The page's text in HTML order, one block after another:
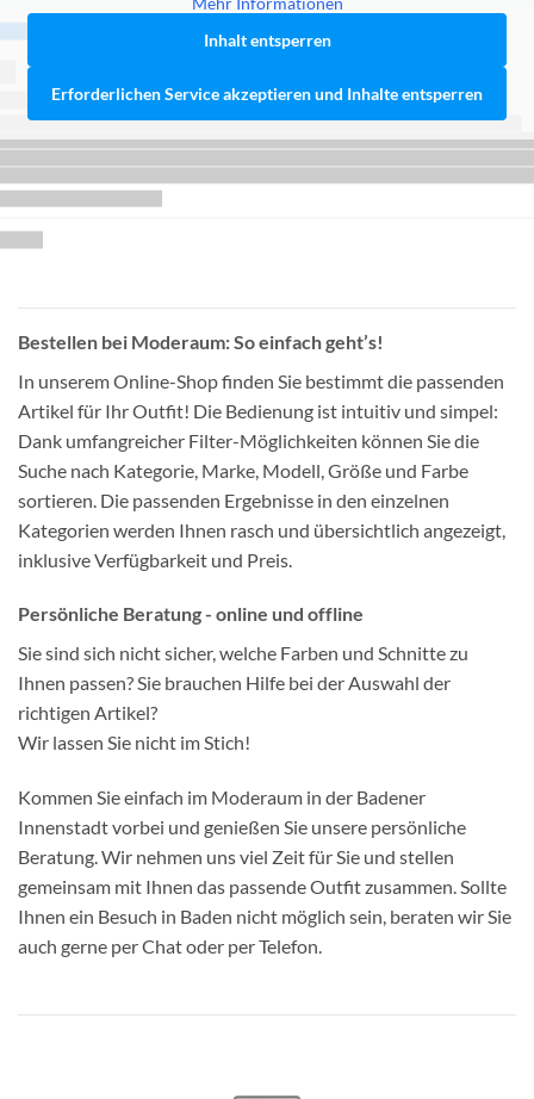
Inhalt entsperren
Erforderlichen Service akzeptieren und Inhalte entsperren
Bestellen bei Moderaum: So einfach geht’s!
In unserem Online-Shop finden Sie bestimmt die passenden
Artikel für Ihr Outfit! Die Bedienung ist intuitiv und simpel:
Dank umfangreicher Filter-Möglichkeiten können Sie die
Suche nach Kategorie, Marke, Modell, Größe und Farbe
sortieren. Die passenden Ergebnisse in den einzelnen
Kategorien werden Ihnen rasch und übersichtlich angezeigt,
inklusive Verfügbarkeit und Preis.
Persönliche Beratung - online und offline
Sie sind sich nicht sicher, welche Farben und Schnitte zu
Ihnen passen? Sie brauchen Hilfe bei der Auswahl der
richtigen Artikel?
Wir lassen Sie nicht im Stich!
Kommen Sie einfach im Moderaum in der Badener
Innenstadt vorbei und genießen Sie unsere persönliche
Beratung. Wir nehmen uns viel Zeit für Sie und stellen
gemeinsam mit Ihnen das passende Outfit zusammen. Sollte
Ihnen ein Besuch in Baden nicht möglich sein, beraten wir Sie
auch gerne per Chat oder per Telefon.